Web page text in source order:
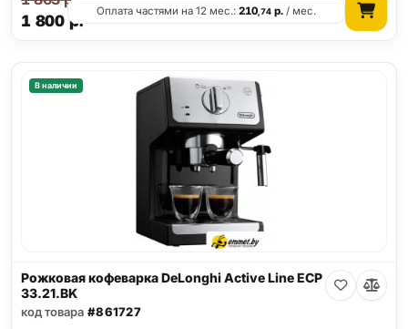
1 800 р.
Оплата частями на 12 мес.:210,74р./ мес.
В наличии
Рожковая кофеварка DeLonghi Active Line ECP
33.21.BK
код товара #861727